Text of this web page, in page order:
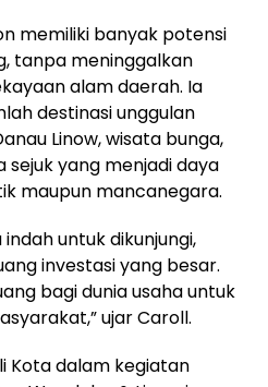
memiliki banyak potensi
tanpa meninggalkan
alam daerah. Ia
destinasi unggulan
Linow, wisata bunga,
sejuk yang menjadi daya
maupun mancanegara.
untuk dikunjungi,
investasi yang besar.
bagi dunia usaha untuk
ujar Caroll.
Kota dalam kegiatan